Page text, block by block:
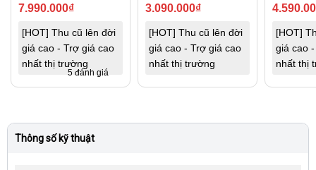
7.990.000₫
[HOT] Thu cũ lên đời
giá cao - Trợ giá cao
nhất thị trường
5 đánh giá
3.090.000₫
[HOT] Thu cũ lên đời
giá cao - Trợ giá cao
nhất thị trường
[HOT]
giá cao
nhất thị
Thông số kỹ thuật